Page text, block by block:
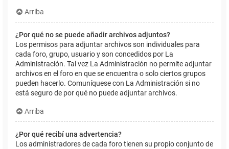
Arriba
¿Por qué no se puede añadir archivos adjuntos?
Los permisos para adjuntar archivos son individuales para
cada foro, grupo, usuario y son concedidos por La
Administración. Tal vez La Administración no permite adjuntar
archivos en el foro en que se encuentra o solo ciertos grupos
pueden hacerlo. Comuníquese con La Administración si no
está seguro de por qué no puede adjuntar archivos.
Arriba
¿Por qué recibí una advertencia?
Los administradores de cada foro tienen su propio conjunto de